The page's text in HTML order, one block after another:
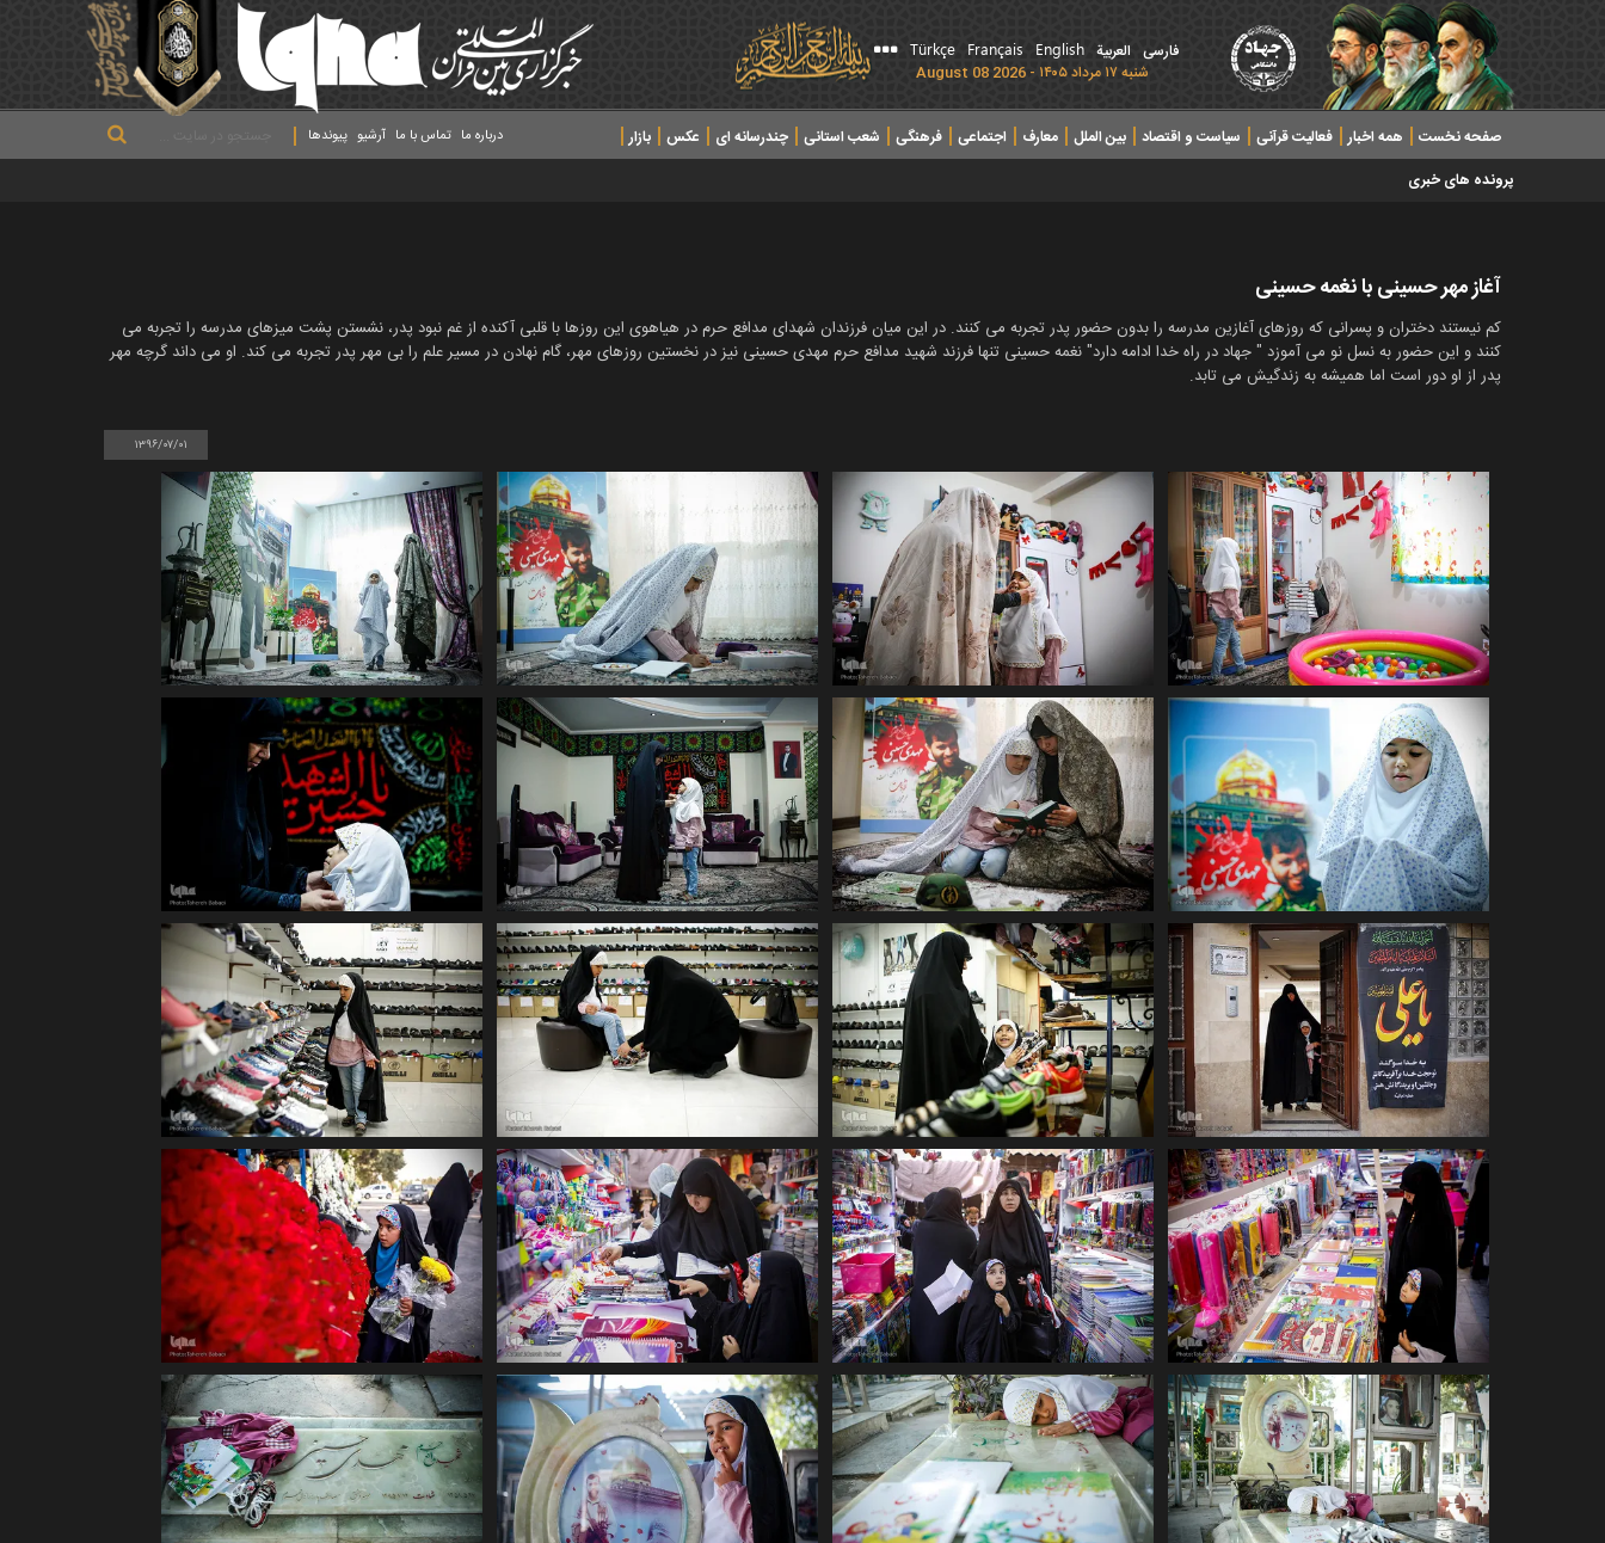
فارسی العربیة English
Français
Türkçe
شنبه ۱۷ مرداد ۱۴۰۵ - 2026 August 08
صفحه نخست همه اخبار فعالیت قرآنی سیاست و اقتصاد بین الملل معارف اجتماعی فرهنگی شعب استانی چندرسانه ای عکس
بازار
پرونده های خبری
پیوندها آرشیو تماس با ما درباره ما
آغاز مهر حسینی با نغمه حسینی
کم نیستند دختران و پسرانی که روزهای آغازین مدرسه را بدون حضور پدر تجربه می کنند. در این میان فرزندان شهدای مدافع حرم در هیاهوی این روزها با قلبی آکنده از غم نبود پدر، نشستن پشت میزهای مدرسه را تجربه می
کنند و این حضور به نسل نو می آموزد " جهاد در راه خدا ادامه دارد" نغمه حسینی تنها فرزند شهید مدافع حرم مهدی حسینی نیز در نخستین روزهای مهر، گام نهادن در مسیر علم را بی مهر پدر تجربه می کند. او می داند گرچه مهر
پدر از او دور است اما همیشه به زندگیش می تابد.
۱۳۹۶/۰۷/۰۱